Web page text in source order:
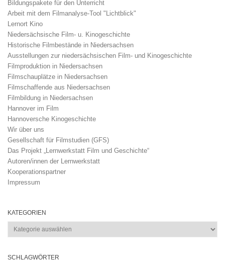
Bildungspakete für den Unterricht
Arbeit mit dem Filmanalyse-Tool "Lichtblick"
Lernort Kino
Niedersächsische Film- u. Kinogeschichte
Historische Filmbestände in Niedersachsen
Ausstellungen zur niedersächsischen Film- und Kinogeschichte
Filmproduktion in Niedersachsen
Filmschauplätze in Niedersachsen
Filmschaffende aus Niedersachsen
Filmbildung in Niedersachsen
Hannover im Film
Hannoversche Kinogeschichte
Wir über uns
Gesellschaft für Filmstudien (GFS)
Das Projekt „Lernwerkstatt Film und Geschichte“
Autoren/innen der Lernwerkstatt
Kooperationspartner
Impressum
KATEGORIEN
Kategorien
SCHLAGWÖRTER